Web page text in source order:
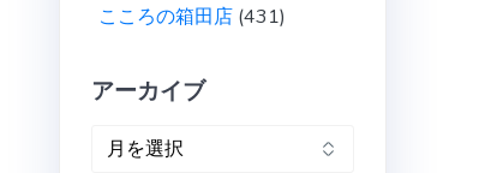
こころの箱田店 (431)
アーカイブ